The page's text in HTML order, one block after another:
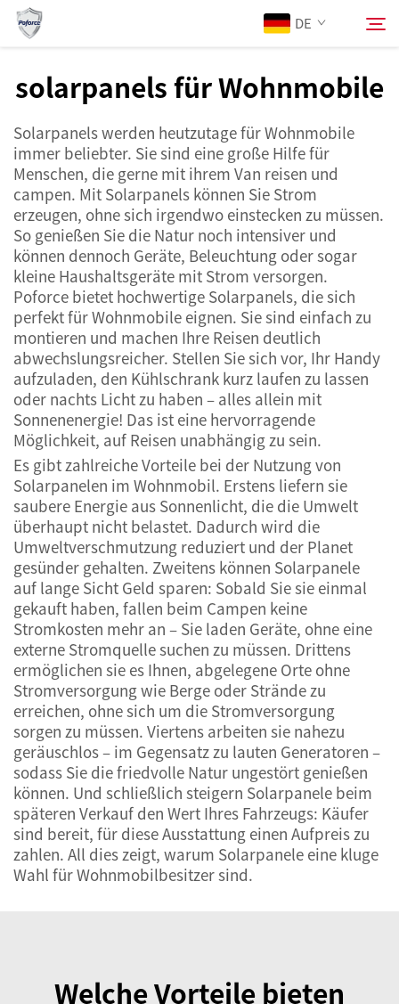
DE
Produkte
Dienstleistungen
Neuigkeiten
Kontaktieren Sie uns
Suchen
solarpanels für Wohnmobile
Solarpanels werden heutzutage für Wohnmobile
immer beliebter. Sie sind eine große Hilfe für
Menschen, die gerne mit ihrem Van reisen und
campen. Mit Solarpanels können Sie Strom
erzeugen, ohne sich irgendwo einstecken zu müssen.
So genießen Sie die Natur noch intensiver und
können dennoch Geräte, Beleuchtung oder sogar
kleine Haushaltsgeräte mit Strom versorgen.
Poforce bietet hochwertige Solarpanels, die sich
perfekt für Wohnmobile eignen. Sie sind einfach zu
montieren und machen Ihre Reisen deutlich
abwechslungsreicher. Stellen Sie sich vor, Ihr Handy
aufzuladen, den Kühlschrank kurz laufen zu lassen
oder nachts Licht zu haben – alles allein mit
Sonnenenergie! Das ist eine hervorragende
Möglichkeit, auf Reisen unabhängig zu sein.
Es gibt zahlreiche Vorteile bei der Nutzung von
Solarpanelen im Wohnmobil. Erstens liefern sie
saubere Energie aus Sonnenlicht, die die Umwelt
überhaupt nicht belastet. Dadurch wird die
Umweltverschmutzung reduziert und der Planet
gesünder gehalten. Zweitens können Solarpanele
auf lange Sicht Geld sparen: Sobald Sie sie einmal
gekauft haben, fallen beim Campen keine
Stromkosten mehr an – Sie laden Geräte, ohne eine
externe Stromquelle suchen zu müssen. Drittens
ermöglichen sie es Ihnen, abgelegene Orte ohne
Stromversorgung wie Berge oder Strände zu
erreichen, ohne sich um die Stromversorgung
sorgen zu müssen. Viertens arbeiten sie nahezu
geräuschlos – im Gegensatz zu lauten Generatoren –
sodass Sie die friedvolle Natur ungestört genießen
können. Und schließlich steigern Solarpanele beim
späteren Verkauf den Wert Ihres Fahrzeugs: Käufer
sind bereit, für diese Ausstattung einen Aufpreis zu
zahlen. All dies zeigt, warum Solarpanele eine kluge
Wahl für Wohnmobilbesitzer sind.
Welche Vorteile bieten